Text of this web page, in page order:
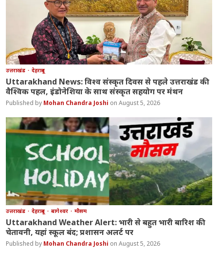
उत्तराखंड देहरादून
Uttarakhand News: विश्व संस्कृत दिवस से पहले उत्तराखंड की
वैश्विक पहल, इंडोनेशिया के साथ संस्कृत सहयोग पर मंथन
Mohan Chandra Joshi August 5, 2026
उत्तराखंड देहरादून बागेश्वर मौसम
Uttarakhand Weather Alert: भारी से बहुत भारी बारिश की
चेतावनी, यहां स्कूल बंद; प्रशासन अलर्ट पर
Mohan Chandra Joshi August 5, 2026